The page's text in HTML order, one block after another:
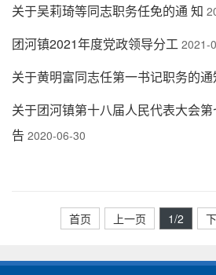
关于吴莉琦等同志职务任免的通 知
团河镇2021年度党政领导分工 2021-
关于黄明富同志任第一书记职务的通
关于团河镇第十八届人民代表大会
告 2020-06-30
首页 上一页 1/2